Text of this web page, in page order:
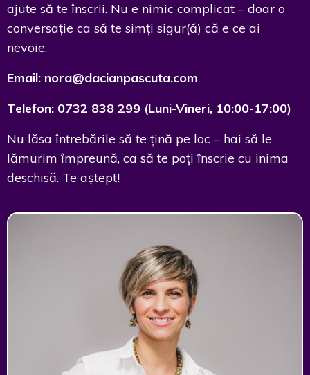
ajute să te înscrii. Nu e nimic complicat – doar o
conversație ca să te simți sigur(ă) că e ce ai
nevoie.
Email: nora@dacianpascuta.com
Telefon: 0732 838 299 (Luni-Vineri, 10:00-17:00)
Nu lăsa întrebările să te țină pe loc – hai să le
lămurim împreună, ca să te poți înscrie cu inima
deschisă. Te aștept!